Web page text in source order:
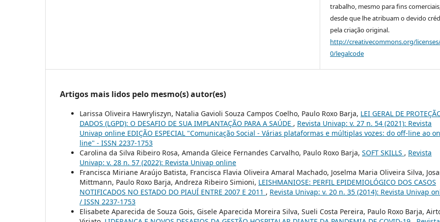
trabalho, mesmo para fins
desde que lhe atribuam o devido
pela criação original.
http://creativecommons.org/
0/legalcode
Artigos mais lidos pelo mesmo(s) autor(es)
Larissa Oliveira Hawryliszyn, Natalia Gavioli Souza Campos Coelho, Paulo Roxo Barja, LEI GERAL DE
DADOS (LGPD): O DESAFIO DE SUA IMPLANTAÇÃO PARA A SAÚDE , Revista Univap: v. 27 n. 54 (2021): Revista
Univap online EDIÇÃO ESPECIAL "Comunicação Social - Várias plataformas e múltiplas vozes: do off-line ao
line" - ISSN 2237-1753
Carolina da Silva Ribeiro Rosa, Amanda Gleice Fernandes Carvalho, Paulo Roxo Barja, SOFT SKILLS , Revista
Univap: v. 28 n. 57 (2022): Revista Univap online
Francisca Miriane Araújo Batista, Francisca Flavia Oliveira Amaral Machado, Joselma Maria Oliveira Silva,
Mittmann, Paulo Roxo Barja, Andreza Ribeiro Simioni, LEISHMANIOSE: PERFIL EPIDEMIOLÓGICO DOS CASOS
NOTIFICADOS NO ESTADO DO PIAUÍ ENTRE 2007 E 2011 , Revista Univap: v. 20 n. 35 (2014): Revista Univap
/ ISSN 2237-1753
Elisabete Aparecida de Souza Gois, Gisele Aparecida Moreira Silva, Sueli Costa Pereira, Paulo Roxo Barja,